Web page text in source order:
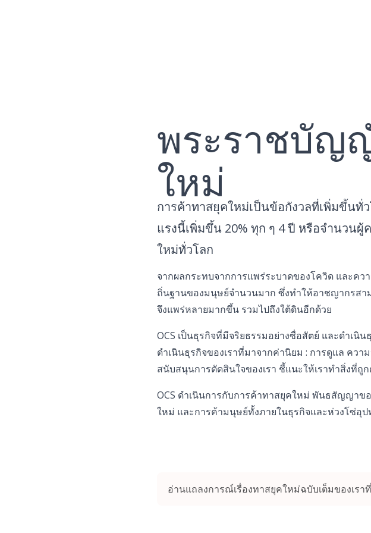
พระราชบัญ
ใหม่
การค้าทาสยุคใหม่เป็นข้อกังวลที่เพิ่มขึ้น
แรงนี้เพิ่มขึ้น 20% ทุก ๆ 4 ปี หรือจำนวน
ใหม่ทั่วโลก
จากผลกระทบจากการแพร่ระบาดของโควิด และคว
ถิ่นฐานของมนุษย์จำนวนมาก ซึ่งทำให้อาชญากรส
จึงแพร่หลายมากขึ้น รวมไปถึงใต้ดินอีกด้วย
OCS เป็นธุรกิจที่มีจริยธรรมอย่างซื่อสัตย์ และดำเนิ
ดำเนินธุรกิจของเราที่มาจากค่านิยม : การดูแล คว
สนับสนุนการตัดสินใจของเรา ชี้แนะให้เราทำสิ่งที่ถู
OCS ดำเนินการกับการค้าทาสยุคใหม่ พันธสัญญาข
ใหม่ และการค้ามนุษย์ทั้งภายในธุรกิจและห่วงโซ่อุป
อ่านแถลงการณ์เรื่องทาสยุคใหม่ฉบับเต็มของเรา